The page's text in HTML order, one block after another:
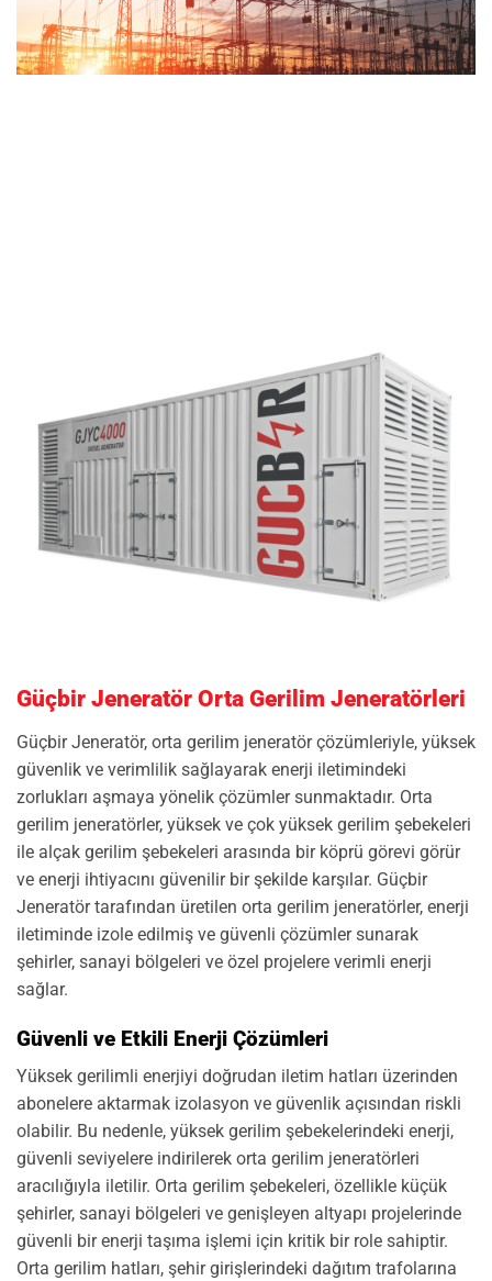
Güçbir Jeneratör Orta Gerilim Jeneratörleri
Güçbir Jeneratör, orta gerilim jeneratör çözümleriyle, yüksek
güvenlik ve verimlilik sağlayarak enerji iletimindeki
zorlukları aşmaya yönelik çözümler sunmaktadır. Orta
gerilim jeneratörler, yüksek ve çok yüksek gerilim şebekeleri
ile alçak gerilim şebekeleri arasında bir köprü görevi görür
ve enerji ihtiyacını güvenilir bir şekilde karşılar. Güçbir
Jeneratör tarafından üretilen orta gerilim jeneratörler, enerji
iletiminde izole edilmiş ve güvenli çözümler sunarak
şehirler, sanayi bölgeleri ve özel projelere verimli enerji
sağlar.
Güvenli ve Etkili Enerji Çözümleri
Yüksek gerilimli enerjiyi doğrudan iletim hatları üzerinden
abonelere aktarmak izolasyon ve güvenlik açısından riskli
olabilir. Bu nedenle, yüksek gerilim şebekelerindeki enerji,
güvenli seviyelere indirilerek orta gerilim jeneratörleri
aracılığıyla iletilir. Orta gerilim şebekeleri, özellikle küçük
şehirler, sanayi bölgeleri ve genişleyen altyapı projelerinde
güvenli bir enerji taşıma işlemi için kritik bir role sahiptir.
Orta gerilim hatları, şehir girişlerindeki dağıtım trafolarına